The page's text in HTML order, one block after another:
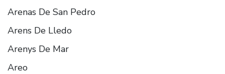
Arenas De San Pedro
Arens De Lledo
Arenys De Mar
Areo